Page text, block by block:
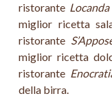
ristorante
miglior ricetta
ristorante
miglior ricetta
ristorante
della birra.